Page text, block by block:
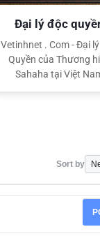
Đại lý độc
Sahaha
Vetinhnet . Com - Đại
Quyền của Thương
Sahaha tại Việt
Sort by